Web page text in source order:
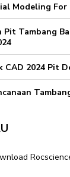
Modeling For
Pit Tambang
CAD 2024 Pit